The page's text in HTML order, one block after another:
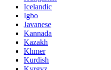
Icelandic
Igbo
Javanese
Kannada
Kazakh
Khmer
Kurdish